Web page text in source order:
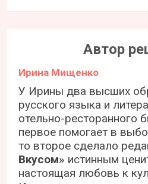
Автор
Ирина Мищенко
У Ирины два высших
русского языка и
отельно-ресторанного
первое помогает в
то второе сделало
Вкусом» истинным
настоящая любовь к